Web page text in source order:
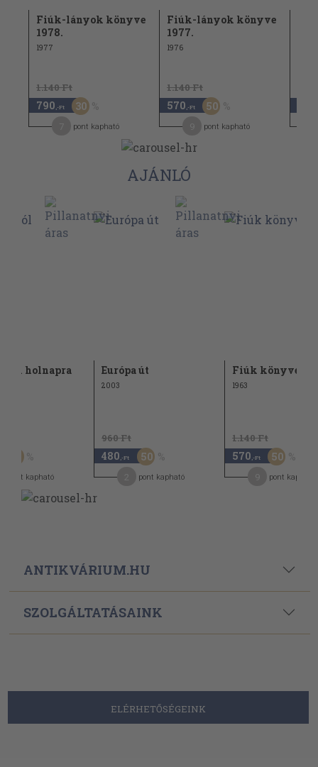
Fiúk-lányok könyve
1978.
1977
1.140 Ft
790 ,-Ft 30
pont kapható
Fiúk-lányok könyve
1977.
1976
1.140 Ft
570 ,-Ft 50
pont kapható
AJÁNLÓ
holnapra
pont kapható
Európa út
2003
960 Ft
480 ,-Ft 50
pont kapható
Fiúk könyve
1963
1.140 Ft
570 ,-Ft 50
pont kapható
ANTIKVÁRIUM.HU
SZOLGÁLTATÁSAINK
ELÉRHETŐSÉGEINK